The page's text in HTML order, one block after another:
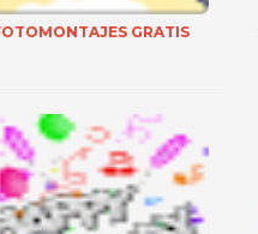
GRATIS